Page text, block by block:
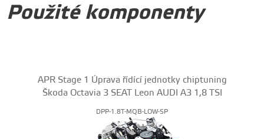
Použité komponenty
APR Stage 1 Úprava řídící jednotky chiptuning
Škoda Octavia 3 SEAT Leon AUDI A3 1,8 TSI
DPP-1.8T-MQB-LOW-SP